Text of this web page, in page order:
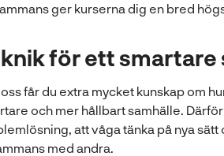
ger kurserna dig en bred
för ett smartare
får du extra mycket kunskap om
och mer hållbart samhälle.
att våga tänka på nya
med andra.